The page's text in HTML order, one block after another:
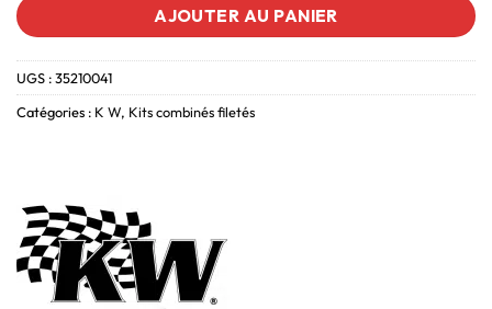
AJOUTER AU PANIER
UGS :35210041
Catégories : K W, Kits combinés filetés